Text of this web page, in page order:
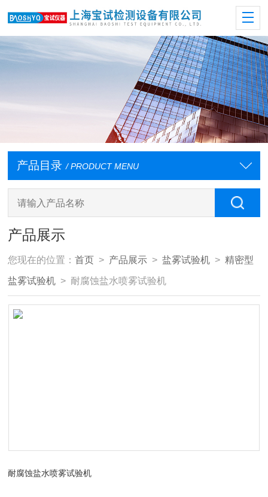
产品目录 / PRODUCT MENU
产品展示
您现在的位置：首页 > 产品展示 >盐雾试验机 >精密型
盐雾试验机 > 耐腐蚀盐水喷雾试验机
耐腐蚀盐水喷雾试验机